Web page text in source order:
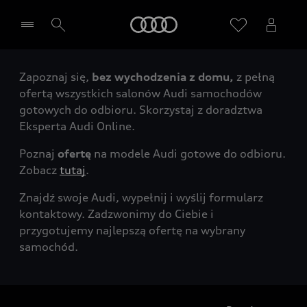
Wybierz Twojego Partnera Audi
Zapoznaj się, bez wychodzenia z domu, z pełną
ofertą wszystkich salonów Audi samochodów
gotowych do odbioru. Skorzystaj z doradztwa
Eksperta Audi Online.
Poznaj ofertę na modele Audi gotowe do odbioru.
Zobacz tutaj.
Znajdź swoje Audi, wypełnij i wyślij formularz
kontaktowy. Zadzwonimy do Ciebie i
przygotujemy najlepszą ofertę na wybrany
samochód.